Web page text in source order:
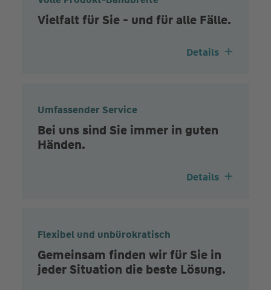
Vielfalt für Sie - und für alle Fälle.
Details
Umfassender Service
Bei uns sind Sie immer in guten
Händen.
Details
Flexibel und unbürokratisch
Gemeinsam finden wir für Sie in
jeder Situation die beste Lösung.